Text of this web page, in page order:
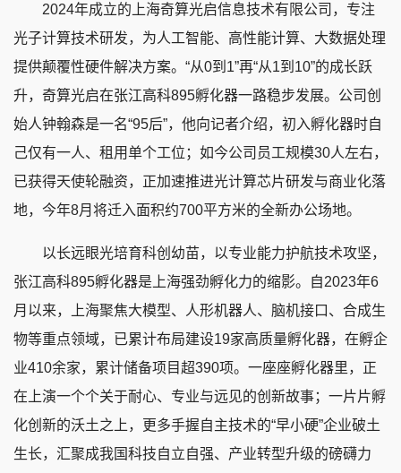
2024年成立的上海奇算光启信息技术有限公司，专注
光子计算技术研发，为人工智能、高性能计算、大数据处理
提供颠覆性硬件解决方案。“从0到1”再“从1到10”的成长跃
升，奇算光启在张江高科895孵化器一路稳步发展。公司创
始人钟翰森是一名“95后”，他向记者介绍，初入孵化器时自
己仅有一人、租用单个工位；如今公司员工规模30人左右，
已获得天使轮融资，正加速推进光计算芯片研发与商业化落
地，今年8月将迁入面积约700平方米的全新办公场地。
以长远眼光培育科创幼苗，以专业能力护航技术攻坚，
张江高科895孵化器是上海强劲孵化力的缩影。自2023年6
月以来，上海聚焦大模型、人形机器人、脑机接口、合成生
物等重点领域，已累计布局建设19家高质量孵化器，在孵企
业410余家，累计储备项目超390项。一座座孵化器里，正
在上演一个个关于耐心、专业与远见的创新故事；一片片孵
化创新的沃土之上，更多手握自主技术的“早小硬”企业破土
生长，汇聚成我国科技自立自强、产业转型升级的磅礴力